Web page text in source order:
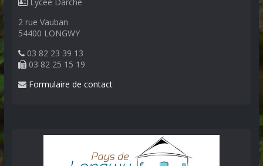
2 rue Vauban
54400 LONGWY
03 82 23 39 13
03 82 25 15 19
Formulaire de contact